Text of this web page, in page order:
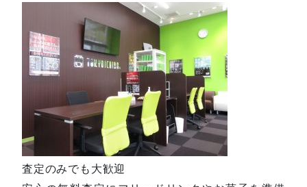
査定のみでも大歓迎